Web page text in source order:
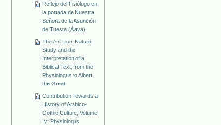
Reflejo del Fisiólogo en
la portada de Nuestra
Señora de la Asunción
de Tuesta (Álava)
The Ant Lion: Nature
Study and the
Interpretation of a
Biblical Text, from the
Physiologus to Albert
the Great
Contribution Towards a
History of Arabico-
Gothic Culture, Volume
IV: Physiologus